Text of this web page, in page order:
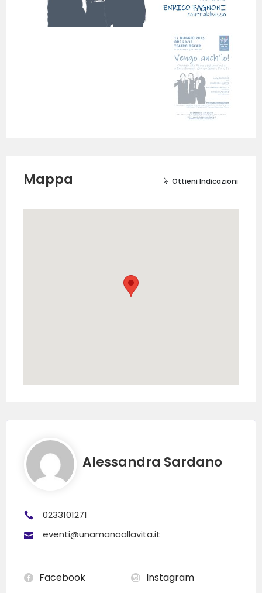
Mappa Ottieni Indicazioni
Alessandra Sardano
0233101271
eventi@unamanoallavita.it
Facebook Instagram